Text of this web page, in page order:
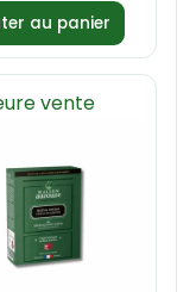
au panier
vente